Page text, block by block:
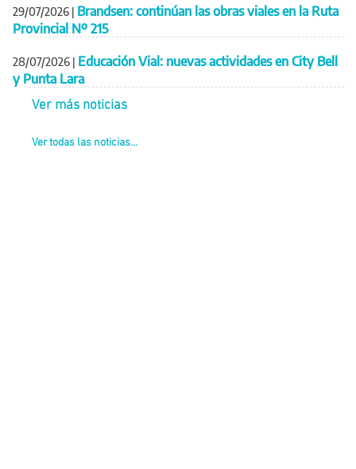
29/07/2026
Brandsen: continúan las obras viales en la Ruta
Provincial Nº 215
28/07/2026
Educación Vial: nuevas actividades en City Bell
y Punta Lara
Ver más noticias
Ver todas las noticias...